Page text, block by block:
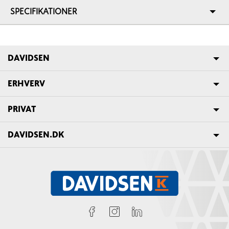
SPECIFIKATIONER
DAVIDSEN
ERHVERV
PRIVAT
DAVIDSEN.DK